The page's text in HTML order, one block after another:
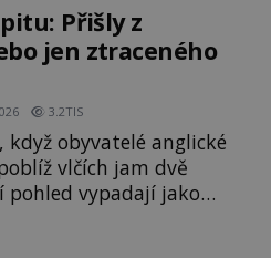
Přišly z
jen ztraceného
3.2TIS
když obyvatelé anglické
vlčích jam dvě
pohled vypadají jako
výjimku. Jejich
mluví